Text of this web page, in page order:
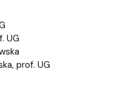
UG
prof. UG